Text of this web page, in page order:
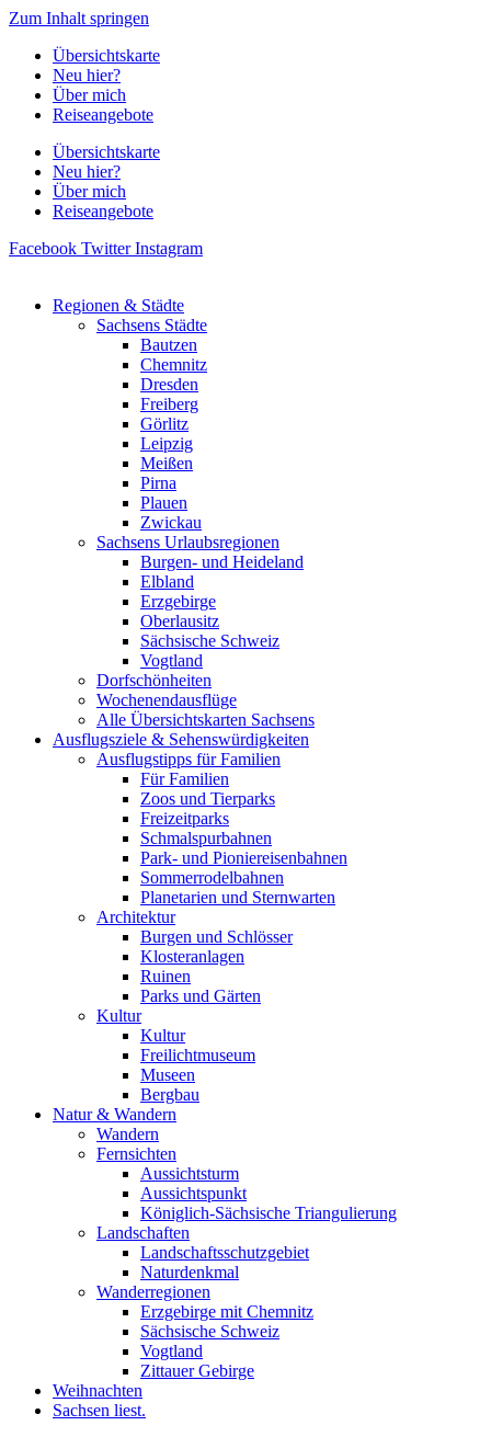
Zum Inhalt springen
Übersichtskarte
Neu hier?
Über mich
Reiseangebote
Übersichtskarte
Neu hier?
Über mich
Reiseangebote
Facebook Twitter Instagram
Regionen & Städte
Sachsens Städte
Bautzen
Chemnitz
Dresden
Freiberg
Görlitz
Leipzig
Meißen
Pirna
Plauen
Zwickau
Sachsens Urlaubsregionen
Burgen- und Heideland
Elbland
Erzgebirge
Oberlausitz
Sächsische Schweiz
Vogtland
Dorfschönheiten
Wochenendausflüge
Alle Übersichtskarten Sachsens
Ausflugsziele & Sehenswürdigkeiten
Ausflugstipps für Familien
Für Familien
Zoos und Tierparks
Freizeitparks
Schmalspurbahnen
Park- und Pioniereisenbahnen
Sommerrodelbahnen
Planetarien und Sternwarten
Architektur
Burgen und Schlösser
Klosteranlagen
Ruinen
Parks und Gärten
Kultur
Kultur
Freilichtmuseum
Museen
Bergbau
Natur & Wandern
Wandern
Fernsichten
Aussichtsturm
Aussichtspunkt
Königlich-Sächsische Triangulierung
Landschaften
Landschaftsschutzgebiet
Naturdenkmal
Wanderregionen
Erzgebirge mit Chemnitz
Sächsische Schweiz
Vogtland
Zittauer Gebirge
Weihnachten
Sachsen liest.